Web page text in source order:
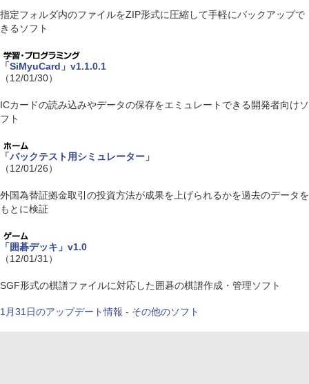
指定フォルダ内のファイルをZIP形式に圧縮して手軽にバックアップで
きるソフト
「SiMyuCard」v1.1.0.1
（12/01/30）
ICカードの読み込みやデータの保存をエミュレートできる開発者向けソ
フト
「バックテスト用シミュレーター」
（12/01/26）
外国為替証拠金取引の投資方法が成果を上げられるかを過去のデータを
もとに検証
「囲碁デッキ」v1.0
（12/01/31）
SGF形式の棋譜ファイルに対応した囲碁の棋譜作成・管理ソフト
1月31日のアップデート情報 - その他のソフト